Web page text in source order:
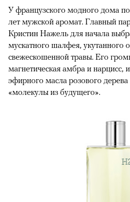
У французского модного дома
лет мужской аромат. Главный
Кристин Нажель для начала
мускатного шалфея, укутанного
свежескошенной травы. Его
магнетическая амбра и
эфирного масла розового
«молекулы из будущего».